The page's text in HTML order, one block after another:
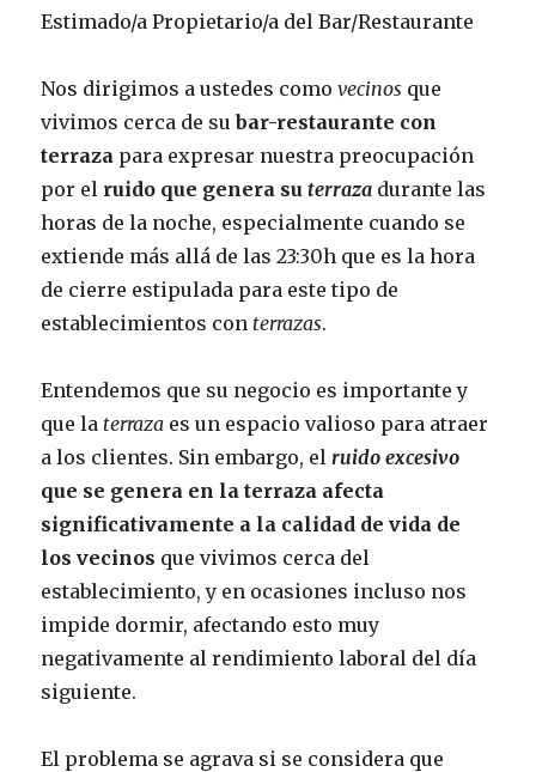
Estimado/a Propietario/a del Bar/Restaurante
Nos dirigimos a ustedes comovecinos que
vivimos cerca de subar-restaurante con
terraza para expresar nuestra preocupación
por el ruido que genera suterraza durante las
horas de la noche, especialmente cuando se
extiende más allá de las 23:30h que es la hora
de cierre estipulada para este tipo de
establecimientos con terrazas.
Entendemos que su negocio es importante y
que la terraza es un espacio valioso para atraer
a los clientes. Sin embargo, el ruido excesivo
que se genera en la terraza afecta
significativamente a la calidad de vida de
los vecinos que vivimos cerca del
establecimiento, y en ocasiones incluso nos
impide dormir, afectando esto muy
negativamente al rendimiento laboral del día
siguiente.
El problema se agrava si se considera que